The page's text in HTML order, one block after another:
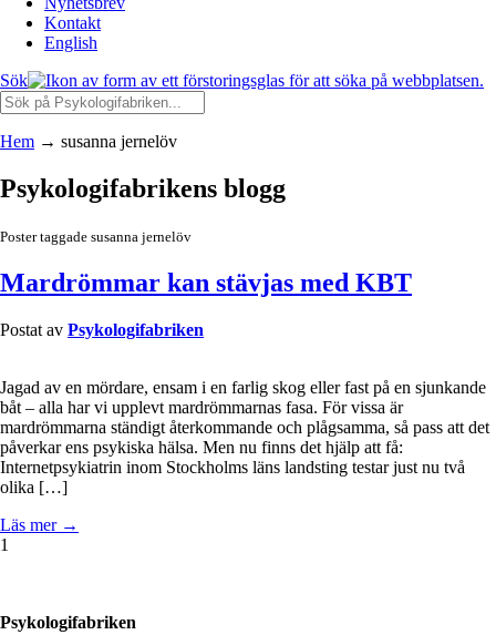
Kontakt
English
Sök
Hem → susanna jernelöv
Psykologifabrikens blogg
Poster taggade susanna jernelöv
Mardrömmar kan stävjas med KBT
Postat av Psykologifabriken
Jagad av en mördare, ensam i en farlig skog eller fast på en sjunkande
båt – alla har vi upplevt mardrömmarnas fasa. För vissa är
mardrömmarna ständigt återkommande och plågsamma, så pass att det
påverkar ens psykiska hälsa. Men nu finns det hjälp att få:
Internetpsykiatrin inom Stockholms läns landsting testar just nu två
olika […]
Läs mer →
1
Psykologifabriken